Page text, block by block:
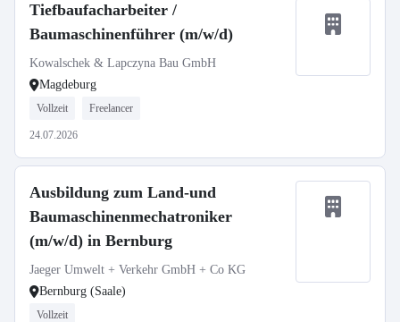
Tiefbaufacharbeiter /
Baumaschinenführer (m/w/d)
Kowalschek & Lapczyna Bau GmbH
Magdeburg
Vollzeit Freelancer
24.07.2026
Ausbildung zum Land-und
Baumaschinenmechatroniker
(m/w/d) in Bernburg
Jaeger Umwelt + Verkehr GmbH + Co KG
Bernburg (Saale)
Vollzeit